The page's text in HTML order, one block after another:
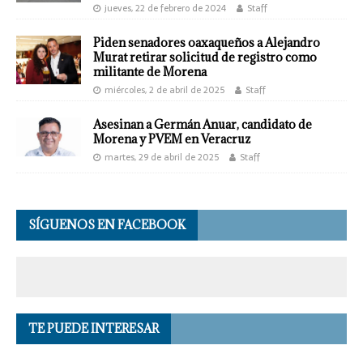
jueves, 22 de febrero de 2024 Staff
Piden senadores oaxaqueños a Alejandro
Murat retirar solicitud de registro como
militante de Morena
miércoles, 2 de abril de 2025 Staff
Asesinan a Germán Anuar, candidato de
Morena y PVEM en Veracruz
martes, 29 de abril de 2025 Staff
SÍGUENOS EN FACEBOOK
TE PUEDE INTERESAR